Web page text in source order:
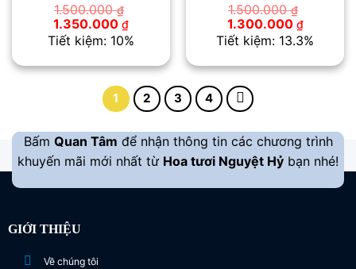
1.500.000₫
Giá
gốc
là:
1.350.000 ₫Giá
hiện
tại
1.350.000 ₫.
Tiết kiệm: 10%
1.500.000₫
Giá
gốc
là:
1.300.000 ₫Giá
hiện
tại
Tiết kiệm: 13.3%
1 2 3 4
Bấm Quan Tâm để nhận thông tin các chương trình
khuyến mãi mới nhất từ Hoa tươi Nguyệt Hỷ bạn nhé!
GIỚI THIỆU
Về chúng tôi